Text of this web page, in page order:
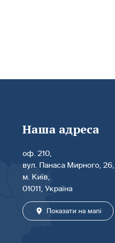
Наша адреса
оф. 210,
вул. Панаса Мирного, 26,
м. Київ,
01011, Україна
Показати на мапі